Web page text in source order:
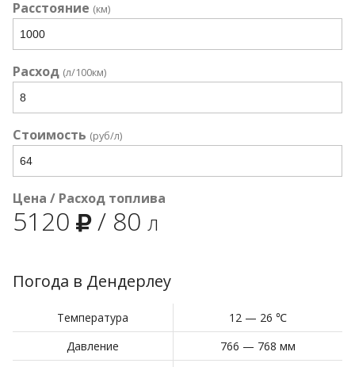
Расстояние (км)
Расход (л/100км)
Стоимость (руб/л)
Цена / Расход топлива
5120 / 80 л
Погода в Дендерлеу
Температура
12 — 26 ℃
Давление
766 — 768 мм